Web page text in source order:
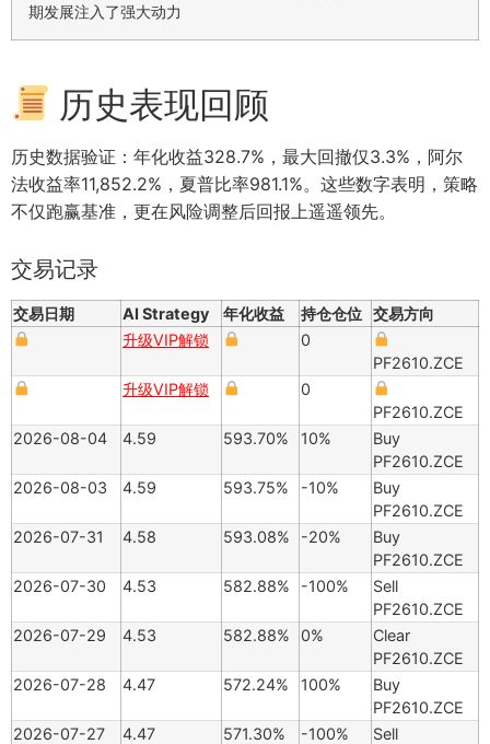
期发展注入了强大动力
历史表现回顾
历史数据验证：年化收益328.7%，最大回撤仅3.3%，阿尔
法收益率11,852.2%，夏普比率981.1%。这些数字表明，策略
不仅跑赢基准，更在风险调整后回报上遥遥领先。
交易记录
交易日期 AI Strategy 年化收益 持仓仓位 交易方向
升级VIP解锁
0
PF2610.ZCE
升级VIP解锁
0
PF2610.ZCE
2026-08-04
4.59 593.70% 10%
Buy
PF2610.ZCE
2026-08-03
4.59 593.75% -10%
Buy
PF2610.ZCE
2026-07-31
4.58 593.08% -20%
Buy
PF2610.ZCE
2026-07-30
4.53 582.88% -100%
Sell
PF2610.ZCE
2026-07-29
4.53 582.88% 0%
Clear
PF2610.ZCE
2026-07-28
4.47 572.24% 100%
Buy
PF2610.ZCE
2026-07-27
4.47 571.30% -100%
Sell